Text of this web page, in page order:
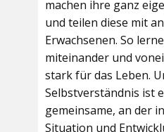
machen ihre ganz
und teilen diese mit
Erwachsenen. So
miteinander und
stark für das Leben.
Selbstverständnis ist
gemeinsame, an der
Situation und